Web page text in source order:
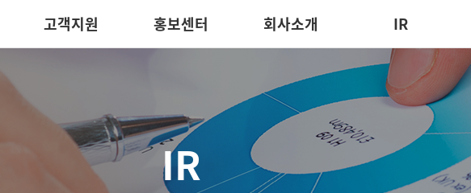
고객지원 홍보센터 회사소개 IR
IR